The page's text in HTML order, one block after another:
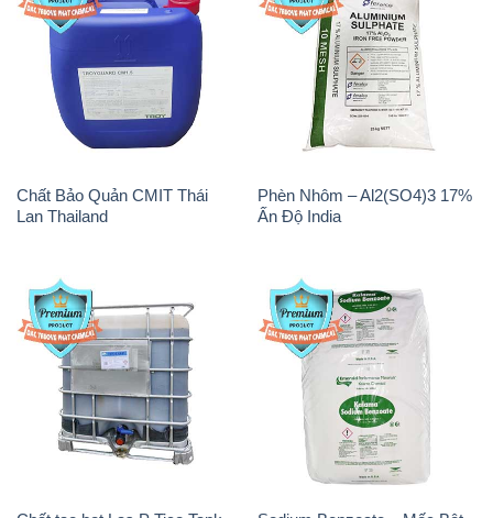
Chất Bảo Quản CMIT Thái
Lan Thailand
Phèn Nhôm – Al2(SO4)3 17%
Ấn Độ India
Chất tạo bọt Las P Tico Tank
IBC Bồn Việt Nam
Sodium Benzoate – Mốc Bột
Kalama Food Grade Mỹ Usa